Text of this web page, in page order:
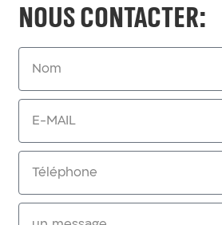
Nous contacter: